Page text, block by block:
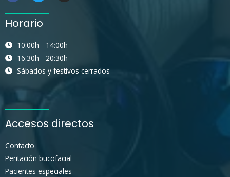
Horario
10:00h - 14:00h
16:30h - 20:30h
Sábados y festivos cerrados
Accesos directos
Contacto
Peritación bucofacial
Pacientes especiales